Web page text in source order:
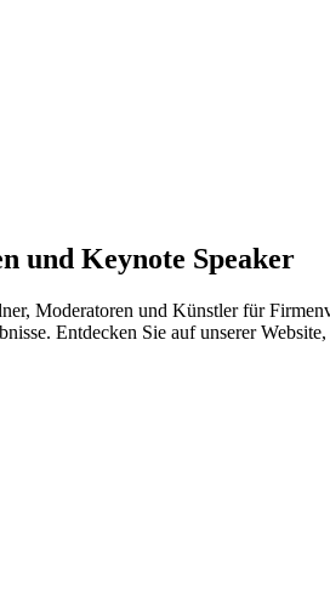
und Keynote Speaker
Moderatoren und Künstler für
Entdecken Sie auf unserer